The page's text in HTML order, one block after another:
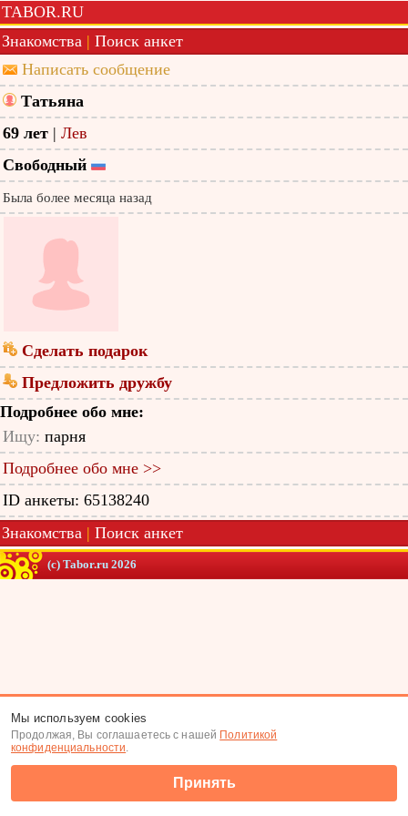
TABOR.RU
Знакомства | Поиск анкет
Написать сообщение
Татьяна
69 лет | Лев
Свободный
Была более месяца назад
Сделать подарок
Предложить дружбу
Подробнее обо мне:
Ищу: парня
Подробнее обо мне >>
ID анкеты: 65138240
Знакомства | Поиск анкет
(c) Tabor.ru 2026
Мы используем cookies
Продолжая, Вы соглашаетесь с нашей Политикой
конфиденциальности.
Принять